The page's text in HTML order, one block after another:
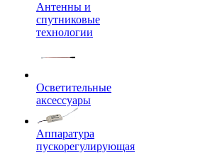
Антенны и
спутниковые
технологии
Осветительные
аксессуары
Аппаратура
пускорегулирующая